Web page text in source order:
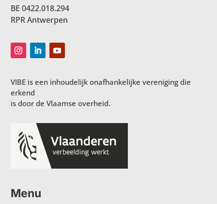
BE 0422.018.294
RPR Antwerpen
VIBE is een inhoudelijk onafhankelijke vereniging die
erkend
is door de Vlaamse overheid.
Menu